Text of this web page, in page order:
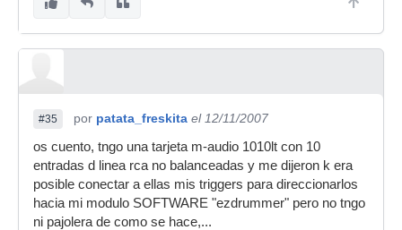
#35 por patata_freskita el 12/11/2007
os cuento, tngo una tarjeta m-audio 1010lt con 10
entradas d linea rca no balanceadas y me dijeron k era
posible conectar a ellas mis triggers para direccionarlos
hacia mi modulo SOFTWARE "ezdrummer" pero no tngo
ni pajolera de como se hace,...